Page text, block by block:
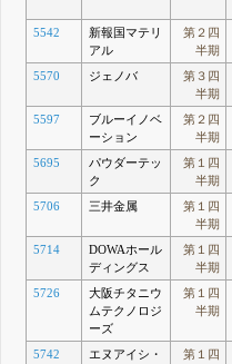
5542
新報国マテリ
アル
第２四
半期
5570 ジェノバ
第３四
半期
5597
ブルーイノベ
ーション
第２四
半期
5695
パウダーテッ
ク
第１四
半期
5706 三井金属
第１四
半期
5714
DOWAホール
ディングス
第１四
半期
5726
大阪チタニウ
ムテクノロジ
ーズ
第１四
半期
5742
エヌアイシ・
第１四